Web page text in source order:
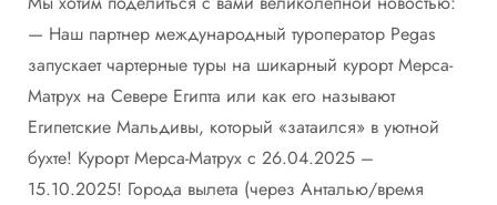
— Наш партнер международный туроператор Pegas
запускает чартерные туры на шикарный курорт Мерса-
Матрух на Севере Египта или как его называют
Египетские Мальдивы, который «затаился» в уютной
бухте! Курорт Мерса-Матрух с 26.04.2025 –
15.10.2025! Города вылета (через Анталью/время